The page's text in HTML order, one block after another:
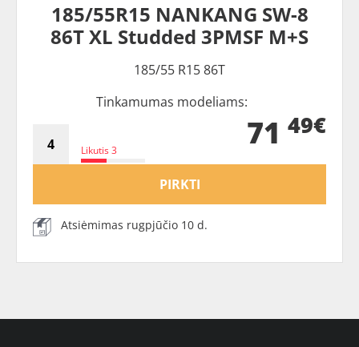
185/55R15 NANKANG SW-8
86T XL Studded 3PMSF M+S
185/55 R15 86T
Tinkamumas modeliams:
Likutis 3 71 49€
PIRKTI
Atsiėmimas rugpjūčio 10 d.